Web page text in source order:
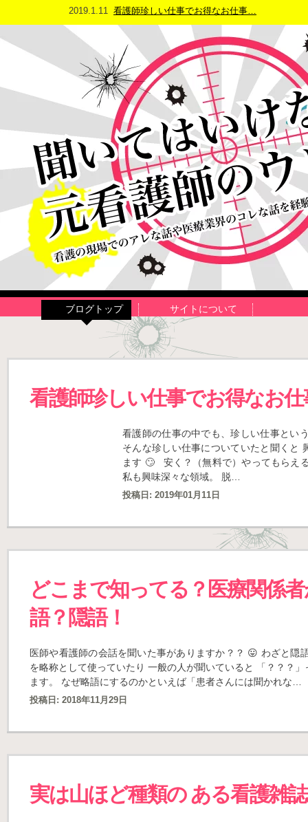
2019.1.11 看護師珍しい仕事でお得なお仕事…
ブログトップ サイトについて
看護師珍しい仕事でお得なお
看護師の仕事の中でも、珍しい仕事とい
そんな珍しい仕事についていたと聞くと
ます 🙄 安く？（無料で）やってもらえ
私も興味深々な領域。 脱…
投稿日: 2019年01月11日
どこまで知ってる？医療関係
語？隠語！
医師や看護師の会話を聞いた事がありますか？？ 😛 わざと隠
を略称として使っていたり 一般の人が聞いていると 「？？？
ます。 なぜ略語にするのかといえば「患者さんには聞かれな…
投稿日: 2018年11月29日
実は山ほど種類の ある看護雑誌